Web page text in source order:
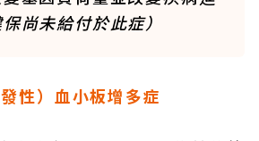
保尚未給付於此症）
性）血小板增多症